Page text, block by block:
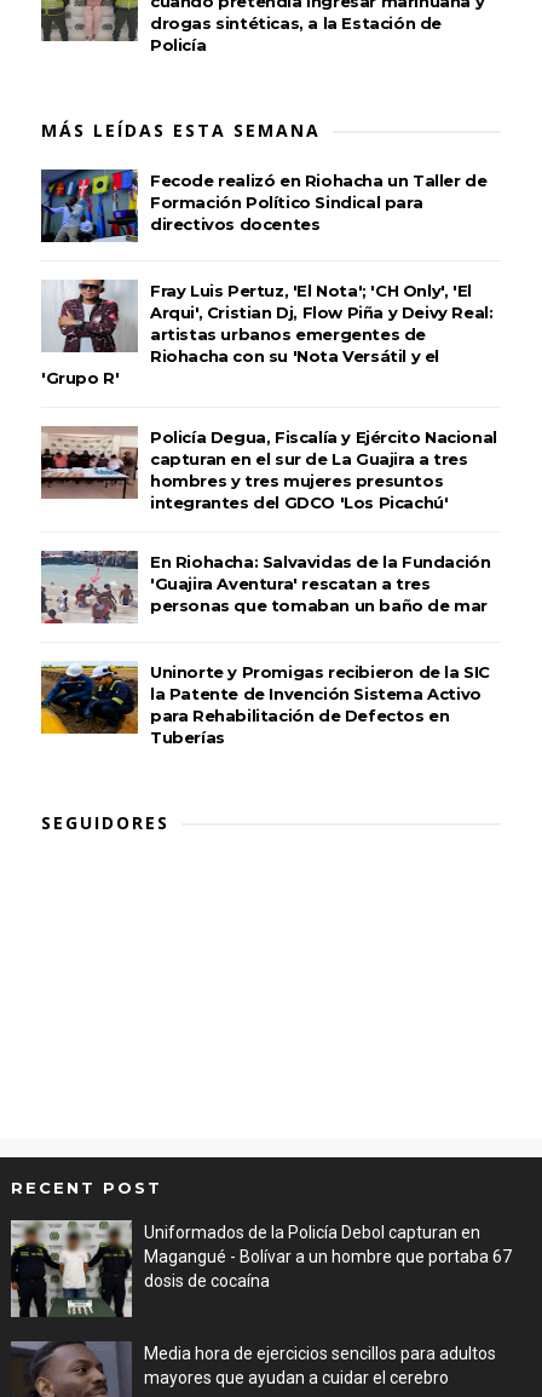
drogas sintéticas, a la Estación de
Policía
MÁS LEÍDAS ESTA SEMANA
Fecode realizó en Riohacha un Taller de
Formación Político Sindical para
directivos docentes
Fray Luis Pertuz, 'El Nota'; 'CH Only', 'El
Arqui', Cristian Dj, Flow Piña y Deivy Real:
artistas urbanos emergentes de
Riohacha con su 'Nota Versátil y el
'Grupo R'
Policía Degua, Fiscalía y Ejército Nacional
capturan en el sur de La Guajira a tres
hombres y tres mujeres presuntos
integrantes del GDCO 'Los Picachú'
En Riohacha: Salvavidas de la Fundación
'Guajira Aventura' rescatan a tres
personas que tomaban un baño de mar
Uninorte y Promigas recibieron de la SIC
la Patente de Invención Sistema Activo
para Rehabilitación de Defectos en
Tuberías
SEGUIDORES
RECENT POST
Uniformados de la Policía Debol capturan en
Magangué - Bolívar a un hombre que portaba 67
dosis de cocaína
Media hora de ejercicios sencillos para adultos
mayores que ayudan a cuidar el cerebro